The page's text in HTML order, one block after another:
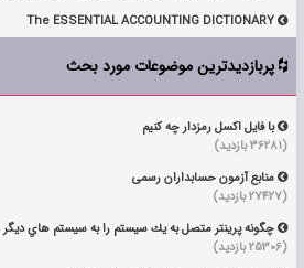

The ESSENTIAL ACCOUNTING DICTIONARY
پربازدیدترین موضوعات مورد بحث
با فایل اکسل رمزدار چه کنیم
(36281 بازدید)
منابع آزمون حسابداران رسمی
(27427 بازدید)
چگونه پرينتر متصل به يك سيستم را به سيستم هاي ديگر
(25306 بازدید)